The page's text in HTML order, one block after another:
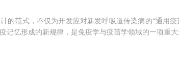
的范式，不仅为开发应对新发呼吸道传染病的“通用
记忆形成的新规律，是免疫学与疫苗学领域的一项重大